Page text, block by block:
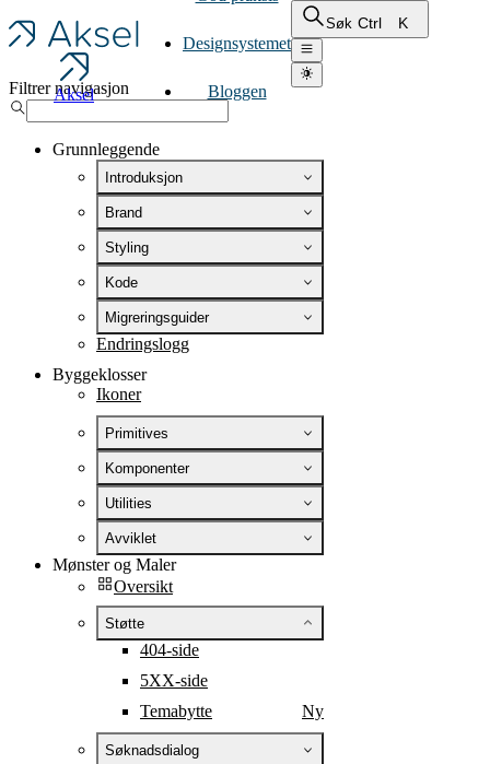
Aksel
Designsystemet
Bloggen
Søk Ctrl K
Filtrer navigasjon
Grunnleggende
Introduksjon
Brand
Styling
Kode
Migreringsguider
Endringslogg
Byggeklosser
Ikoner
Primitives
Komponenter
Utilities
Avviklet
Mønster og Maler
Oversikt
Støtte
404-side
5XX-side
Temabytte
Ny
Søknadsdialog